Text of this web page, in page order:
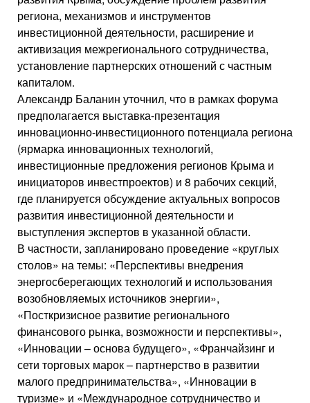
региона, механизмов и инструментов
инвестиционной деятельности, расширение и
активизация межрегионального сотрудничества,
установление партнерских отношений с частным
капиталом.
Александр Баланин уточнил, что в рамках форума
предполагается выставка-презентация
инновационно-инвестиционного потенциала региона
(ярмарка инновационных технологий,
инвестиционные предложения регионов Крыма и
инициаторов инвестпроектов) и 8 рабочих секций,
где планируется обсуждение актуальных вопросов
развития инвестиционной деятельности и
выступления экспертов в указанной области.
В частности, запланировано проведение «круглых
столов» на темы: «Перспективы внедрения
энергосберегающих технологий и использования
возобновляемых источников энергии»,
«Посткризисное развитие регионального
финансового рынка, возможности и перспективы»,
«Инновации – основа будущего», «Франчайзинг и
сети торговых марок – партнерство в развитии
малого предпринимательства», «Инновации в
туризме» и «Международное сотрудничество и